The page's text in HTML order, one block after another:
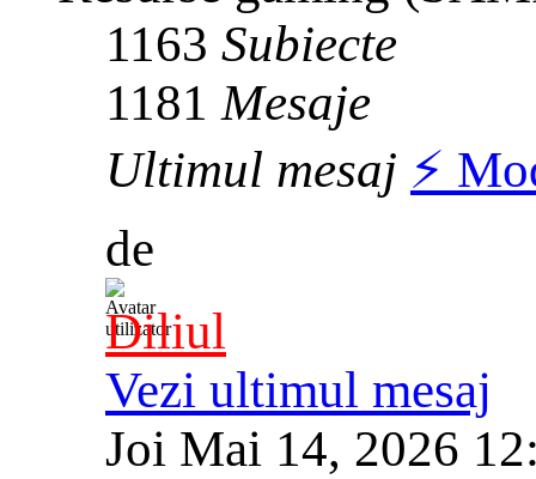
1163 Subiecte
1181Mesaje
Ultimul mesaj ⚡️
de
Diliul
Vezi ultimul mesaj
Joi Mai 14, 2026